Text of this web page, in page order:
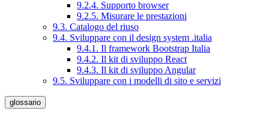
9.2.4. Supporto browser
9.2.5. Misurare le prestazioni
9.3. Catalogo del riuso
9.4. Sviluppare con il design system .italia
9.4.1. Il framework Bootstrap Italia
9.4.2. Il kit di sviluppo React
9.4.3. Il kit di sviluppo Angular
9.5. Sviluppare con i modelli di sito e servizi
glossario